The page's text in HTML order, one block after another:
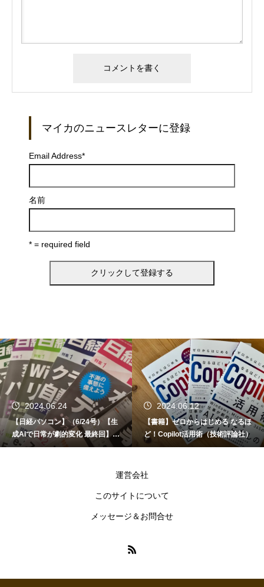
マイカのニュースレターに登録
Email Address*
名前
* = required field
2024.06.24
【日経パソコン】（6/24号）【生
成AIで日常が劇的変化 最終回】 A
I時代のアプリケーション／サービ
2024.06.12
【書籍】ゼロからはじめる なるほ
ど！Copilot活用術（技術評論社）
運営会社
このサイトについて
メッセージ＆お問合せ